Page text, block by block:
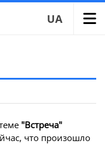
UA
"Встреча"
что произошло